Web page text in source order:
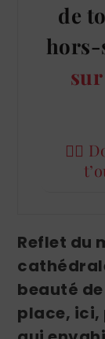
de
hors-
👉🏻
Reflet du
beauté
place, ici,